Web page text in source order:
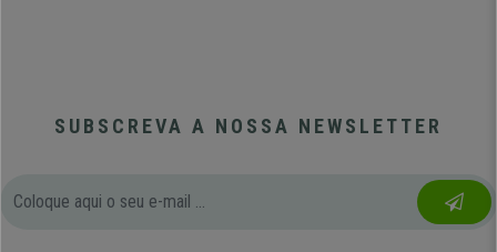
SUBSCREVA A NOSSA NEWSLETTER